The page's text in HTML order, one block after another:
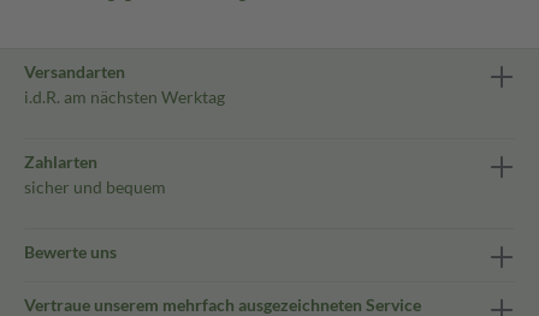
Versandarten
i.d.R. am nächsten Werktag
Zahlarten
sicher und bequem
Bewerte uns
Vertraue unserem mehrfach ausgezeichneten Service